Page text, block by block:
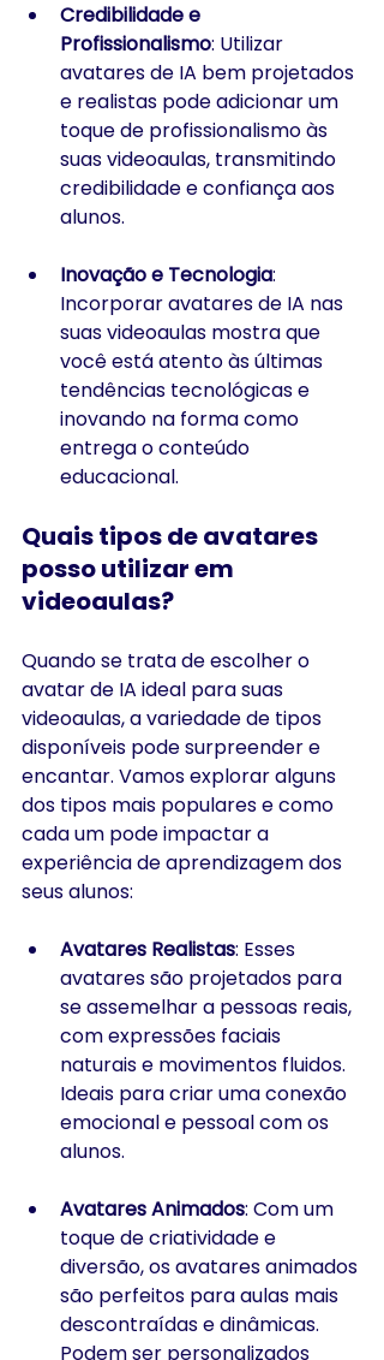
Credibilidade e
Profissionalismo: Utilizar
avatares de IA bem projetados
e realistas pode adicionar um
toque de profissionalismo às
suas videoaulas, transmitindo
credibilidade e confiança aos
alunos.
Inovação e Tecnologia:
Incorporar avatares de IA nas
suas videoaulas mostra que
você está atento às últimas
tendências tecnológicas e
inovando na forma como
entrega o conteúdo
educacional.
Quais tipos de avatares
posso utilizar em
videoaulas?
Quando se trata de escolher o
avatar de IA ideal para suas
videoaulas, a variedade de tipos
disponíveis pode surpreender e
encantar. Vamos explorar alguns
dos tipos mais populares e como
cada um pode impactar a
experiência de aprendizagem dos
seus alunos:
Avatares Realistas: Esses
avatares são projetados para
se assemelhar a pessoas reais,
com expressões faciais
naturais e movimentos fluidos.
Ideais para criar uma conexão
emocional e pessoal com os
alunos.
Avatares Animados: Com um
toque de criatividade e
diversão, os avatares animados
são perfeitos para aulas mais
descontraídas e dinâmicas.
Podem ser personalizados